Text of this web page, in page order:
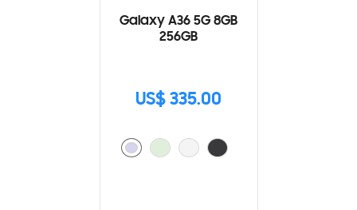
Galaxy A36 5G 8GB
256GB
US$ 335.00